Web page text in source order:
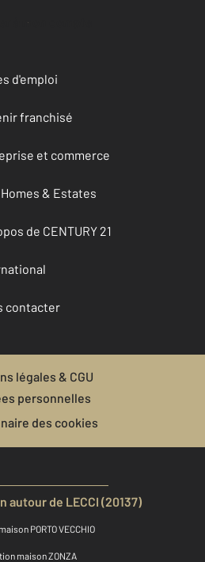
à mon compte
d'emploi
franchisé
et commerce
& Estates
de CENTURY 21
contacter
légales & CGU
personnelles
des cookies
autour de LECCI (20137)
PORTO VECCHIO
maison ZONZA